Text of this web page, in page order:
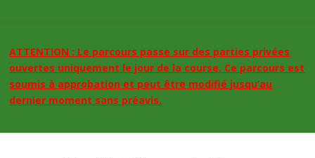
ATTENTION : Le parcours passe sur des parties privées
ouvertes uniquement le jour de la course. Ce parcours est
soumis à approbation et peut être modifié jusqu’au
dernier moment sans préavis.